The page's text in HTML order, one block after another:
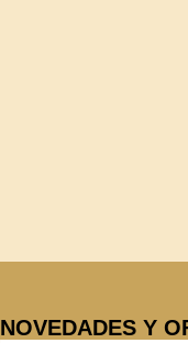
NOVEDADES Y